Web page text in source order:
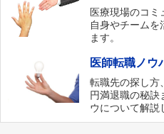
医療現場のコミ
自身やチームを
ます。
医師転職ノウ
転職先の探し方
円満退職の秘訣
ウについて解説